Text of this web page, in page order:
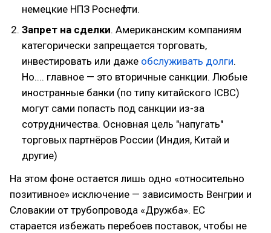
немецкие НПЗ Роснефти.
Запрет на сделки. Американским компаниям
категорически запрещается торговать,
инвестировать или даже обслуживать долги.
Но.... главное — это вторичные санкции. Любые
иностранные банки (по типу китайского ICBC)
могут сами попасть под санкции из-за
сотрудничества. Основная цель "напугать"
торговых партнёров России (Индия, Китай и
другие)
На этом фоне остается лишь одно «относительно
позитивное» исключение — зависимость Венгрии и
Словакии от трубопровода «Дружба». ЕС
старается избежать перебоев поставок, чтобы не